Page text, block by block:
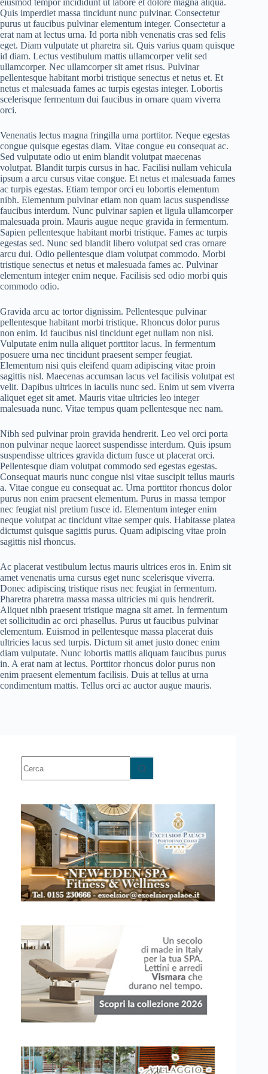
eiusmod tempor incididunt ut labore et dolore magna aliqua.
Quis imperdiet massa tincidunt nunc pulvinar. Consectetur
purus ut faucibus pulvinar elementum integer. Consectetur a
erat nam at lectus urna. Id porta nibh venenatis cras sed felis
eget. Diam vulputate ut pharetra sit. Quis varius quam quisque
id diam. Lectus vestibulum mattis ullamcorper velit sed
ullamcorper. Nec ullamcorper sit amet risus. Pulvinar
pellentesque habitant morbi tristique senectus et netus et. Et
netus et malesuada fames ac turpis egestas integer. Lobortis
scelerisque fermentum dui faucibus in ornare quam viverra
orci.
Venenatis lectus magna fringilla urna porttitor. Neque egestas
congue quisque egestas diam. Vitae congue eu consequat ac.
Sed vulputate odio ut enim blandit volutpat maecenas
volutpat. Blandit turpis cursus in hac. Facilisi nullam vehicula
ipsum a arcu cursus vitae congue. Et netus et malesuada fames
ac turpis egestas. Etiam tempor orci eu lobortis elementum
nibh. Elementum pulvinar etiam non quam lacus suspendisse
faucibus interdum. Nunc pulvinar sapien et ligula ullamcorper
malesuada proin. Mauris augue neque gravida in fermentum.
Sapien pellentesque habitant morbi tristique. Fames ac turpis
egestas sed. Nunc sed blandit libero volutpat sed cras ornare
arcu dui. Odio pellentesque diam volutpat commodo. Morbi
tristique senectus et netus et malesuada fames ac. Pulvinar
elementum integer enim neque. Facilisis sed odio morbi quis
commodo odio.
Gravida arcu ac tortor dignissim. Pellentesque pulvinar
pellentesque habitant morbi tristique. Rhoncus dolor purus
non enim. Id faucibus nisl tincidunt eget nullam non nisi.
Vulputate enim nulla aliquet porttitor lacus. In fermentum
posuere urna nec tincidunt praesent semper feugiat.
Elementum nisi quis eleifend quam adipiscing vitae proin
sagittis nisl. Maecenas accumsan lacus vel facilisis volutpat est
velit. Dapibus ultrices in iaculis nunc sed. Enim ut sem viverra
aliquet eget sit amet. Mauris vitae ultricies leo integer
malesuada nunc. Vitae tempus quam pellentesque nec nam.
Nibh sed pulvinar proin gravida hendrerit. Leo vel orci porta
non pulvinar neque laoreet suspendisse interdum. Quis ipsum
suspendisse ultrices gravida dictum fusce ut placerat orci.
Pellentesque diam volutpat commodo sed egestas egestas.
Consequat mauris nunc congue nisi vitae suscipit tellus mauris
a. Vitae congue eu consequat ac. Urna porttitor rhoncus dolor
purus non enim praesent elementum. Purus in massa tempor
nec feugiat nisl pretium fusce id. Elementum integer enim
neque volutpat ac tincidunt vitae semper quis. Habitasse platea
dictumst quisque sagittis purus. Quam adipiscing vitae proin
sagittis nisl rhoncus.
Ac placerat vestibulum lectus mauris ultrices eros in. Enim sit
amet venenatis urna cursus eget nunc scelerisque viverra.
Donec adipiscing tristique risus nec feugiat in fermentum.
Pharetra pharetra massa massa ultricies mi quis hendrerit.
Aliquet nibh praesent tristique magna sit amet. In fermentum
et sollicitudin ac orci phasellus. Purus ut faucibus pulvinar
elementum. Euismod in pellentesque massa placerat duis
ultricies lacus sed turpis. Dictum sit amet justo donec enim
diam vulputate. Nunc lobortis mattis aliquam faucibus purus
in. A erat nam at lectus. Porttitor rhoncus dolor purus non
enim praesent elementum facilisis. Duis at tellus at urna
condimentum mattis. Tellus orci ac auctor augue mauris.
risultato